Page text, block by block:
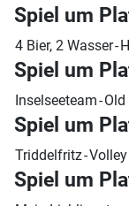
Spiel um
4 Bier, 2 Wasser-
Spiel um
Inselseeteam-
Spiel um
Triddelfritz-
Spiel um